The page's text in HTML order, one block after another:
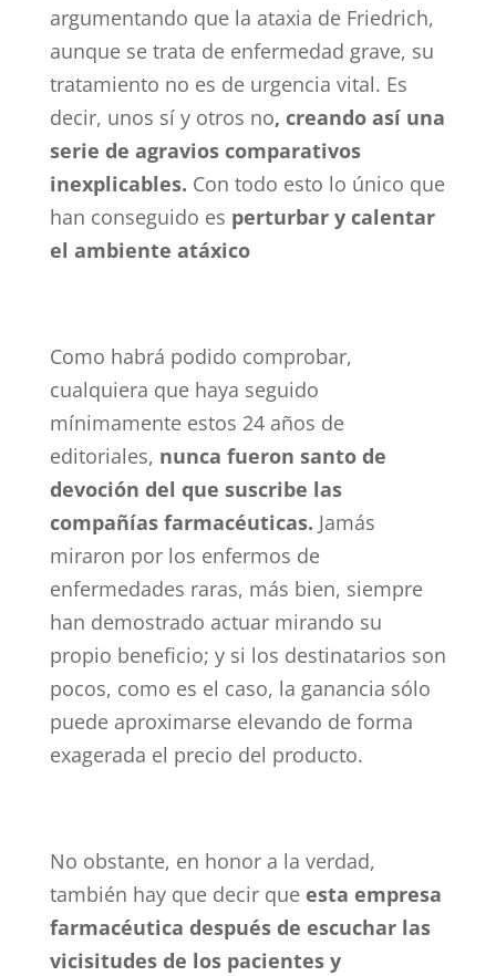
argumentando que la ataxia de Friedrich,
aunque se trata de enfermedad grave, su
tratamiento no es de urgencia vital. Es
decir, unos sí y otros no, creando así una
serie de agravios comparativos
inexplicables. Con todo esto lo único que
han conseguido es perturbar y calentar
el ambiente atáxico
Como habrá podido comprobar,
cualquiera que haya seguido
mínimamente estos 24 años de
editoriales, nunca fueron santo de
devoción del que suscribe las
compañías farmacéuticas. Jamás
miraron por los enfermos de
enfermedades raras, más bien, siempre
han demostrado actuar mirando su
propio beneficio; y si los destinatarios son
pocos, como es el caso, la ganancia sólo
puede aproximarse elevando de forma
exagerada el precio del producto.
No obstante, en honor a la verdad,
también hay que decir que esta empresa
farmacéutica después de escuchar las
vicisitudes de los pacientes y